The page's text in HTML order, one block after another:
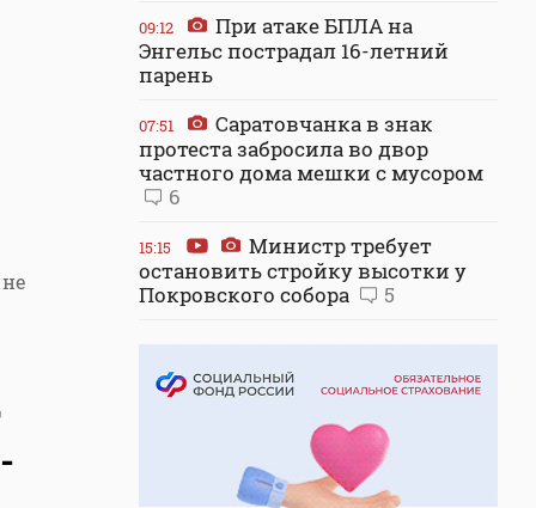
09:12
При атаке БПЛА на
Энгельс пострадал 16-летний
парень
07:51
Саратовчанка в знак
протеста забросила во двор
частного дома мешки с мусором
6
15:15
Министр требует
остановить стройку высотки у
Покровского собора
5